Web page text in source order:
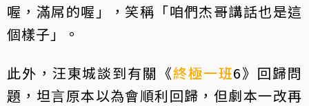
喔，滿屌的喔」，笑稱「咱們杰哥講話也是這
個樣子」。
此外，汪東城談到有關《終極一班6》回歸問
題，坦言原本以為會順利回歸，但劇本一改再